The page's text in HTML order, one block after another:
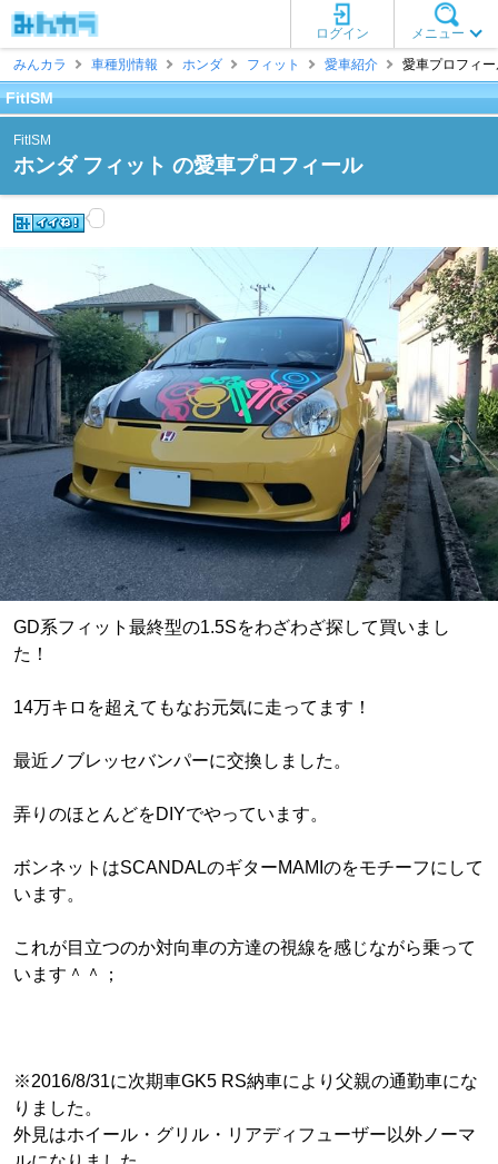
メニュー
ログイン
みんカラ
車種別情報 ホンダ フィット 愛車紹介 愛車プロフィ
FitISM
FitISM
ホンダ フィット の愛車プロフィール
GD系フィット最終型の1.5Sをわざわざ探して買いまし
た！
14万キロを超えてもなお元気に走ってます！
最近ノブレッセバンパーに交換しました。
弄りのほとんどをDIYでやっています。
ボンネットはSCANDALのギターMAMIのをモチーフにして
います。
これが目立つのか対向車の方達の視線を感じながら乗って
います＾＾；
※2016/8/31に次期車GK5 RS納車により父親の通勤車にな
りました。
外見はホイール・グリル・リアディフューザー以外ノーマ